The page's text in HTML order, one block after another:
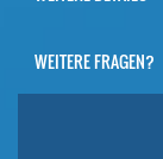
WEITERE FRAGEN?